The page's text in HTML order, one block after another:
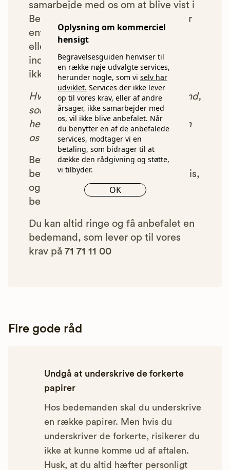
Oplysning om kommerciel
hensigt
Begravelsesguiden henviser til
en række nøje udvalgte services,
herunder nogle, som vi selv har
udviklet. Services der ikke lever
op til vores krav, eller af andre
årsager, ikke samarbejder med
os, vil ikke blive anbefalet. Når
du benytter en af de anbefalede
services, modtager vi en
betaling, som bidrager til at
dække den rådgivning og støtte,
vi tilbyder.
OK
samarbejde med os om at blive vist i
Begravelsesguiden. Bedemænd der
enten ikke lever op til vores krav,
eller som af andre årsager ikke har
indgået et samarbejde med os, vil
ikke blive vist i vores anbefalinger.
Hver gang du benytter en bedemand,
som vi har godkendt, anbefalet og
henvist dig til, betaler bedemanden
os et beløb for denne henvisning.
Betalingen for vores henvisninger
betyder, at vores rådgivning er gratis,
og at vi samtidig kan tilbyde vores
bedemandsgaranti.
Du kan altid ringe og få anbefalet en
bedemand, som lever op til vores
krav på 71 71 11 00
Fire gode råd
Undgå at underskrive de forkerte
papirer
Hos bedemanden skal du underskrive
en række papirer. Men hvis du
underskriver de forkerte, risikerer du
ikke at kunne komme ud af aftalen.
Husk, at du altid hæfter personligt